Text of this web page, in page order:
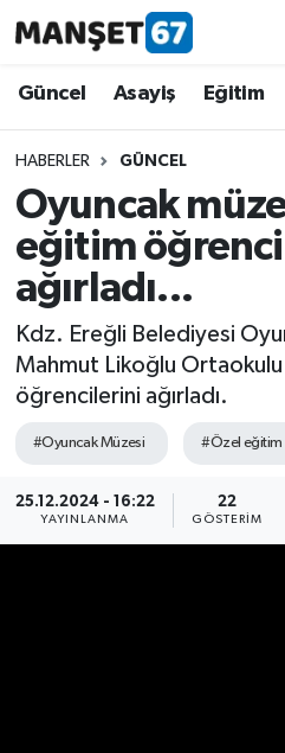
Güncel Asayiş Eğitim
HABERLER GÜNCEL
Oyuncak
eğitim
ağırladı...
Kdz. Ereğli Belediyesi
Mahmut Likoğlu
öğrencilerini ağırladı.
#Oyuncak Müzesi #Özel eğitim
25.12.2024 - 16:22
YAYINLANMA
22
GÖSTERIM
Güncel
Asayiş
Siyaset
Spor
Eğitim
Ekonomi
Kültür-Sanat
Magazin